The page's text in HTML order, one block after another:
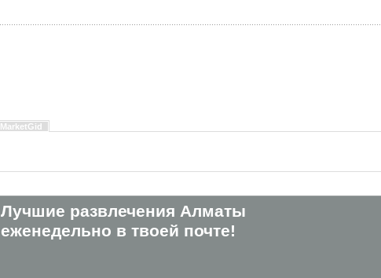
MarketGid
Лучшие развлечения Алматы
eженедельно в твоей почте!